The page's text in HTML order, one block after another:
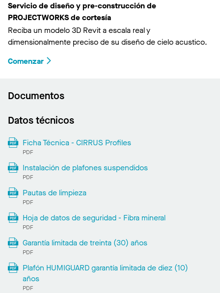
Servicio de diseño y pre-construcción de
PROJECTWORKS de cortesía
Reciba un modelo 3D Revit a escala real y
dimensionalmente preciso de su diseño de cielo acustico.
Comenzar
Documentos
Datos técnicos
Ficha Técnica - CIRRUS Profiles
PDF
Instalación de plafones suspendidos
PDF
Pautas de limpieza
PDF
Hoja de datos de seguridad - Fibra mineral
PDF
Garantía limitada de treinta (30) años
PDF
Plafón HUMIGUARD garantía limitada de diez (10)
años
PDF